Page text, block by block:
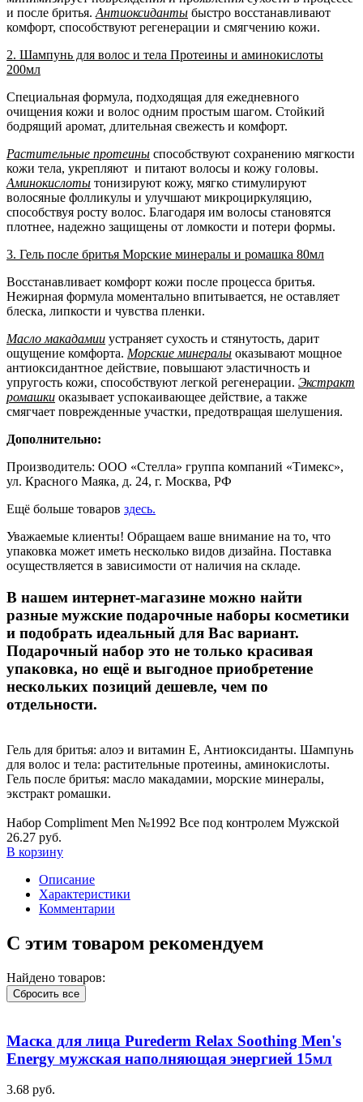
и после бритья. Антиоксиданты быстро восстанавливают
комфорт, способствуют регенерации и смягчению кожи.
2. Шампунь для волос и тела Протеины и аминокислоты
200мл
Специальная формула, подходящая для ежедневного
очищения кожи и волос одним простым шагом. Стойкий
бодрящий аромат, длительная свежесть и комфорт.
Растительные протеины способствуют сохранению мягкости
кожи тела, укрепляют и питают волосы и кожу головы.
Аминокислоты тонизируют кожу, мягко стимулируют
волосяные фолликулы и улучшают микроциркуляцию,
способствуя росту волос. Благодаря им волосы становятся
плотнее, надежно защищены от ломкости и потери формы.
3. Гель после бритья Морские минералы и ромашка 80мл
Восстанавливает комфорт кожи после процесса бритья.
Нежирная формула моментально впитывается, не оставляет
блеска, липкости и чувства пленки.
Масло макадамии устраняет сухость и стянутость, дарит
ощущение комфорта. Морские минералы оказывают мощное
антиоксидантное действие, повышают эластичность и
упругость кожи, способствуют легкой регенерации. Экстракт
ромашки оказывает успокаивающее действие, а также
смягчает поврежденные участки, предотвращая шелушения.
Дополнительно:
Производитель: ООО «Стелла» группа компаний «Тимекс»,
ул. Красного Маяка, д. 24, г. Москва, РФ
Ещё больше товаров здесь.
Уважаемые клиенты! Обращаем ваше внимание на то, что
упаковка может иметь несколько видов дизайна. Поставка
осуществляется в зависимости от наличия на складе.
В нашем интернет-магазине можно найти
разные мужские подарочные наборы косметики
и подобрать идеальный для Вас вариант.
Подарочный набор это не только красивая
упаковка, но ещё и выгодное приобретение
нескольких позиций дешевле, чем по
отдельности.
Гель для бритья: алоэ и витамин Е, Антиоксиданты. Шампунь
для волос и тела: растительные протеины, аминокислоты.
Гель после бритья: масло макадамии, морские минералы,
экстракт ромашки.
Набор Compliment Men №1992 Все под контролем Мужской
26.27 руб.
В корзину
Описание
Характеристики
Комментарии
С этим товаром рекомендуем
Найдено товаров:
Сбросить все
Маска для лица Purederm Relax Soothing Men's
Energy мужская наполняющая энергией 15мл
3.68 руб.